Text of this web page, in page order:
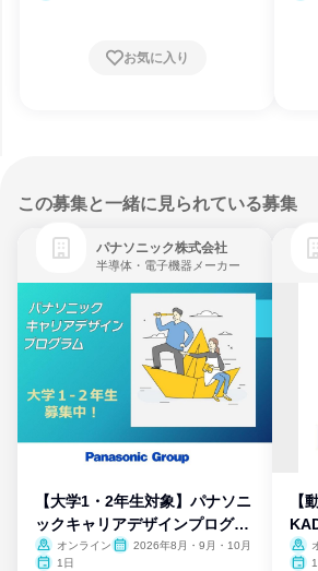
お気に入り
この募集と一緒に見られている募集
パナソニック株式会社
半導体・電子機器メーカー
【大学1・2年生対象】パナソニ
ックキャリアデザインプログラ
ム
オンライン
2026年8月・9月・10月
1日
【